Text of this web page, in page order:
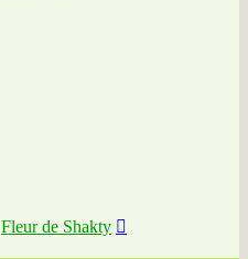
Fleur de Shakty